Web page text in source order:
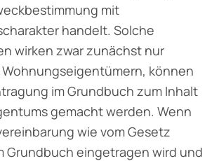
mit
handelt. Solche
wirken zwar zunächst nur
können
im Grundbuch zum Inhalt
gemacht werden. Wenn
wie vom Gesetz
Grundbuch eingetragen wird und